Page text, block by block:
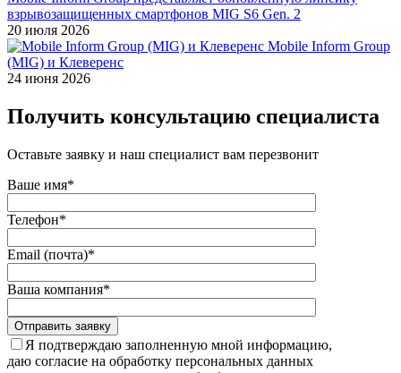
взрывозащищенных смартфонов MIG S6 Gen. 2
20 июля 2026
Mobile Inform Group
(MIG) и Клеверенс
24 июня 2026
Получить консультацию специалиста
Оставьте заявку и наш специалист вам перезвонит
Ваше имя*
Телефон*
Email (почта)*
Ваша компания*
Отправить заявку
Я подтверждаю заполненную мной информацию,
даю согласие на обработку персональных данных